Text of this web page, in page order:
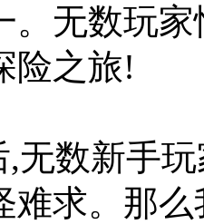
。无数玩
险之旅!
,无数新手
难求。那